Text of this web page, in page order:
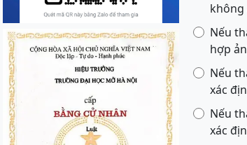
không
Nếu
hợp
Nếu
xác
Nếu
xác